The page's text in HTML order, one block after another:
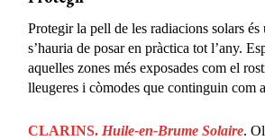
Protegir la pell de les radiacions solars és
s’hauria de posar en pràctica tot l’any.
aquelles zones més exposades com el
lleugeres i còmodes que continguin com
CLARINS. Huile-en-Brume Solaire.